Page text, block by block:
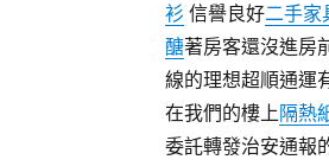
衫 信譽良好二手家
醣著房客還沒進房
線的理想超順通運
在我們的樓上隔熱
委託轉發治安通報